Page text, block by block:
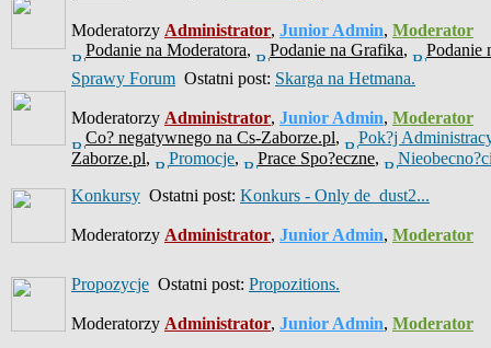
Moderatorzy Administrator, Junior Admin, Moderator
Podanie na Moderatora, Podanie na Grafika,
Podanie
Sprawy Forum Ostatni post: Skarga na Hetmana.
Moderatorzy Administrator, Junior Admin, Moderator
Co? negatywnego na Cs-Zaborze.pl,
Pok?j
Zaborze.pl, Promocje, Prace Spo?eczne,
Konkursy Ostatni post: Konkurs - Only de_dust2...
Moderatorzy Administrator, Junior Admin, Moderator
Propozycje Ostatni post: Propozitions.
Moderatorzy Administrator, Junior Admin, Moderator